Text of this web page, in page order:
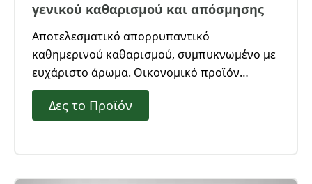
γενικού καθαρισμού και απόσμησης
Αποτελεσματικό απορρυπαντικό
καθημερινού καθαρισμού, συμπυκνωμένο με
ευχάριστο άρωμα. Οικονομικό προϊόν
γενικού καθαρισμού και για τους χώρους
υγιεινής, με ευχάριστο άρωμα.
Δες το Προϊόν